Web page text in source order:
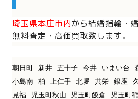
埼玉県本庄市内から結婚指輪・
無料査定・高価買取致します。
朝日町 新井 五十子 今井 いまい台
小島南
柏 上仁手 北堀 共栄 銀座
見福
児玉町秋山 児玉町飯倉 児玉町